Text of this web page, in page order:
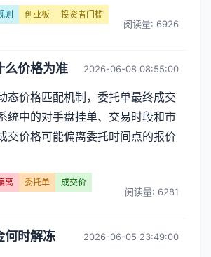
则 创业板
投资者门槛
阅读量: 6926
么价格为准 2026-06-08 08:55:00
态价格匹配机制，委托单最终成交
统中的对手盘挂单、交易时段和市
交价格可能偏离委托时间点的报价
离 委托单
成交价
阅读量: 6281
何时解冻 2026-06-05 23:49:00